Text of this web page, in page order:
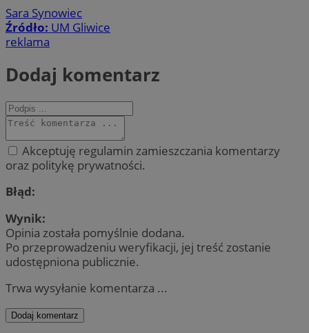
Sara Synowiec
Źródło: UM Gliwice
reklama
Dodaj komentarz
Akceptuję regulamin zamieszczania komentarzy
oraz politykę prywatności.
Błąd:
Wynik:
Opinia została pomyślnie dodana.
Po przeprowadzeniu weryfikacji, jej treść zostanie
udostępniona publicznie.
Trwa wysyłanie komentarza ...
Dodaj komentarz